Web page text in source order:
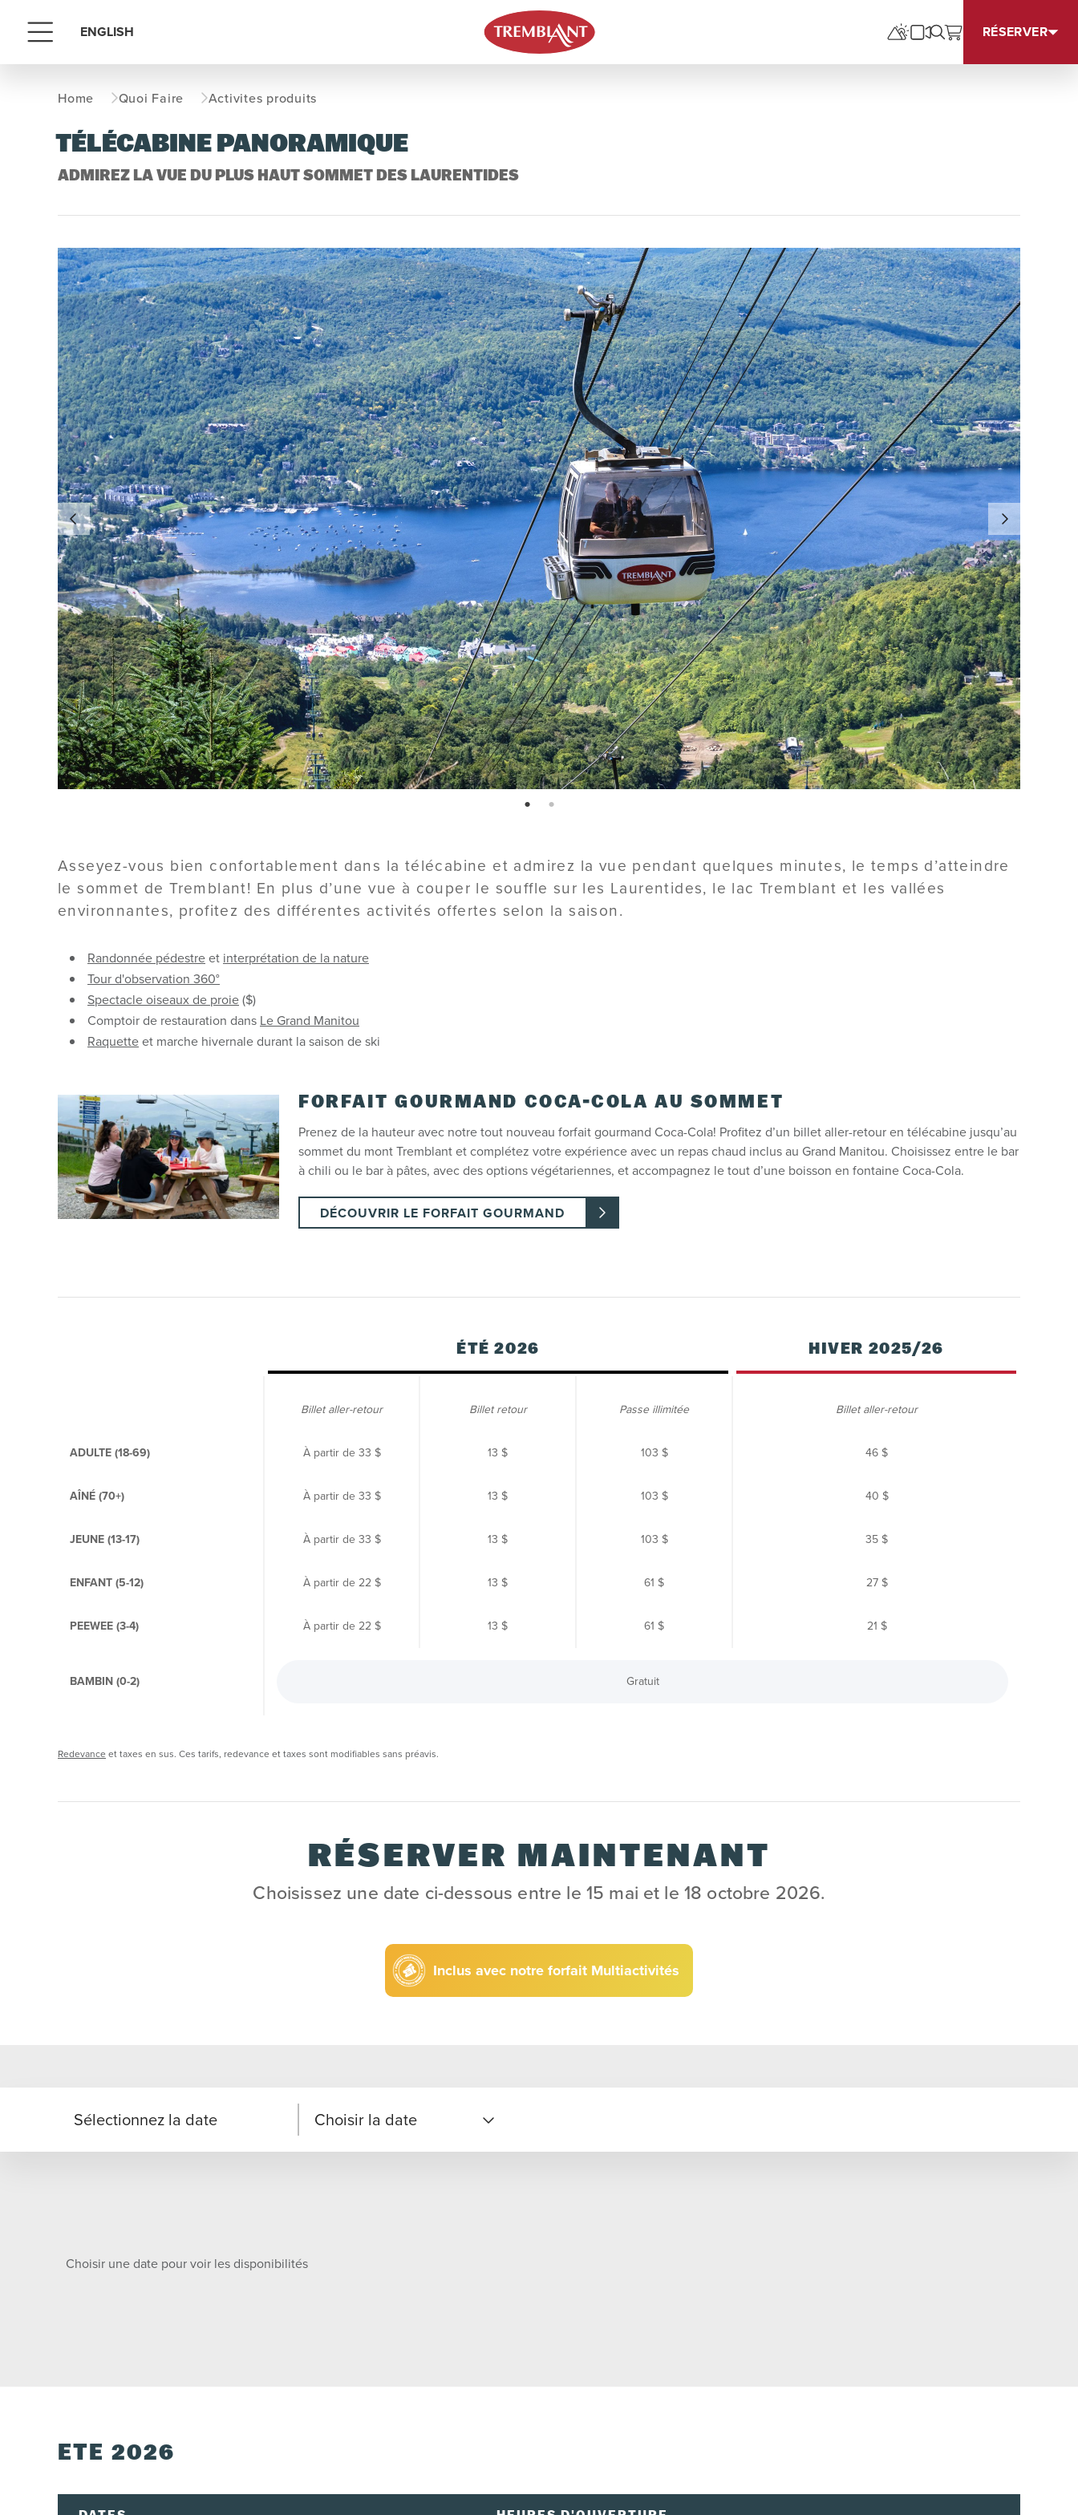
Menu ENGLISH RÉSERVER
Home Quoi Faire Activites produits
TÉLÉCABINE PANORAMIQUE
ADMIREZ LA VUE DU PLUS HAUT SOMMET DES LAURENTIDES
page: 1 page: 2
Asseyez-vous bien confortablement dans la télécabine et admirez la vue pendant quelques minutes, le temps d’atteindre
le sommet de Tremblant! En plus d’une vue à couper le souffle sur les Laurentides, le lac Tremblant et les vallées
environnantes, profitez des différentes activités offertes selon la saison.
Randonnée pédestreet interprétation de la nature
Tour d'observation 360°
Spectacle oiseaux de proie($)
Comptoir de restauration dans Le Grand Manitou
Raquetteet marche hivernale durant la saison de ski
FORFAIT GOURMAND COCA-COLA AU SOMMET
Prenez de la hauteur avec notre tout nouveau forfait gourmand Coca-Cola! Profitez d’un billet aller-retour en télécabine jusqu’au
sommet du mont Tremblant et complétez votre expérience avec un repas chaud inclus au Grand Manitou. Choisissez entre le bar
à chili ou le bar à pâtes, avec des options végétariennes, et accompagnez le tout d’une boisson en fontaine Coca-Cola.
DÉCOUVRIR LE FORFAIT GOURMAND
ÉTÉ 2026 HIVER 2025/26
Billet aller-retour Billet retour Passe illimitée Billet aller-retour
ADULTE (18-69) À partir de33 $ 13 $ 103 $ 46 $
AÎNÉ (70+) À partir de33 $ 13 $ 103 $ 40 $
JEUNE (13-17) À partir de33 $ 13 $ 103 $ 35 $
ENFANT (5-12) À partir de22 $ 13 $ 61 $ 27 $
PEEWEE (3-4) À partir de22 $ 13 $ 61 $ 21 $
BAMBIN (0-2) Gratuit
Redevance et taxes en sus. Ces tarifs, redevance et taxes sont modifiables sans préavis.
RÉSERVER MAINTENANT
Choisissez une date ci-dessous entre le 15 mai et le 18 octobre 2026.
Inclus avec notre forfait Multiactivités
Sélectionnez la date Choisir la date
Choisir une date pour voir les disponibilités
ÉTÉ 2026